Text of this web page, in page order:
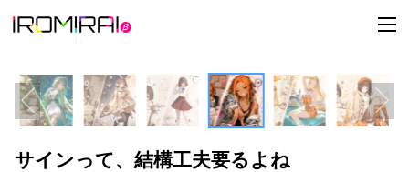
t
o
e
n
a
v
サインって、結構工夫要るよね